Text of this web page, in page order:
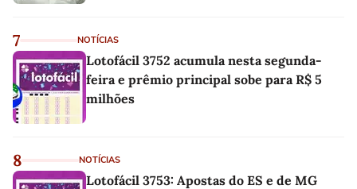
7 NOTÍCIAS
Lotofácil 3752 acumula nesta segunda-
feira e prêmio principal sobe para R$ 5
milhões
8 NOTÍCIAS
Lotofácil 3753: Apostas do ES e de MG